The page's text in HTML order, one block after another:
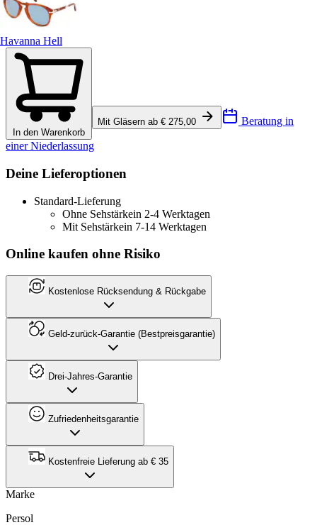
Havanna Hell
In den Warenkorb
Mit Gläsern ab € 275,00 Beratung in
einer Niederlassung
Deine Lieferoptionen
Standard-Lieferung
Ohne Sehstärkein 2-4 Werktagen
Mit Sehstärkein 7-14 Werktagen
Online kaufen ohne Risiko
Kostenlose Rücksendung & Rückgabe
Geld-zurück-Garantie (Bestpreisgarantie)
Drei-Jahres-Garantie
Zufriedenheitsgarantie
Kostenfreie Lieferung ab € 35
Marke
Persol